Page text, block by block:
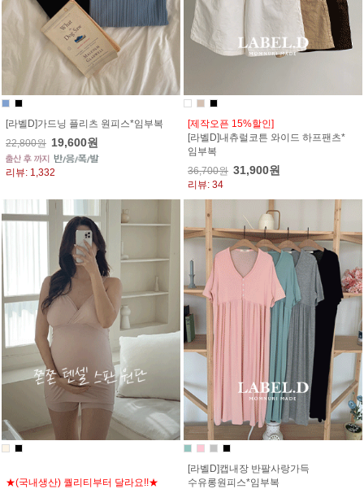
[라벨D]가드닝 플리츠 원피스*임부복
22,800원 19,600원
리뷰: 1,332
[제작오픈 15%할인]
[라벨D]내츄럴코튼 와이드 하프팬츠*
임부복
36,700원 31,900원
리뷰: 34
★(국내생산) 퀄리티부터 달라요!!★
[라벨D]캡내장 반팔사랑가득
수유롱원피스*임부복